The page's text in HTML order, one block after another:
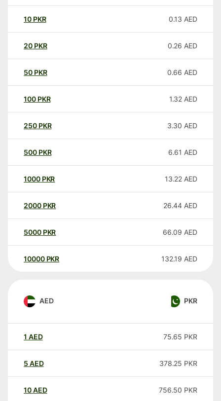
10 PKR 0.13 AED
20 PKR 0.26 AED
50 PKR 0.66 AED
100 PKR 1.32 AED
250 PKR 3.30 AED
500 PKR 6.61 AED
1000 PKR 13.22 AED
2000 PKR 26.44 AED
5000 PKR 66.09 AED
10000 PKR 132.19 AED
AED PKR
1 AED 75.65 PKR
5 AED 378.25 PKR
10AED 756.50 PKR